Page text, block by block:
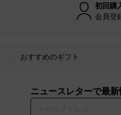
初回購
会員登
おすすめのギフト
ニュースレターで最新